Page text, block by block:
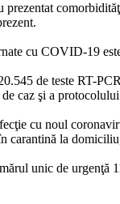
prezentat
cu COVID-19
de teste RT-
caz şi a
cu noul
carantină la
unic de